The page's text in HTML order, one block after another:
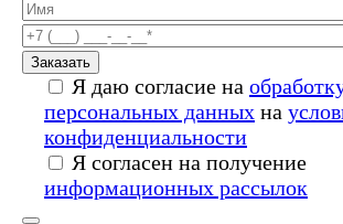
Заказать
Я даю согласие на
персональных данных на
конфиденциальности
Я согласен на получение
информационных рассылок